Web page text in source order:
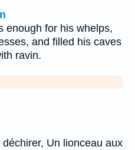
enough for his whelps,
and filled his caves
ravin.
Un lionceau aux